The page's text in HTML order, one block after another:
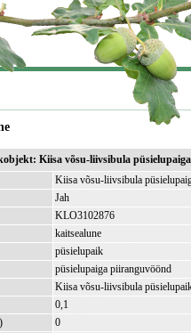
Kiisa võsu-liivsibula
Kiisa võsu-liivsibula
Jah
KLO3102876
kaitsealune
püsielupaik
püsielupaiga piiranguvöönd
Kiisa võsu-liivsibula
0,1
0